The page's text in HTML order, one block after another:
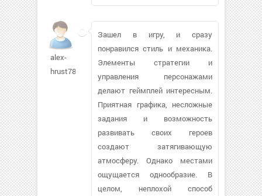
alex-
hrust786
Зашел в игру, и сразу
понравился стиль и механика.
Элементы стратегии и
управления персонажами
делают геймплей интересным.
Приятная графика, несложные
задания и возможность
развивать своих героев
создают затягивающую
атмосферу. Однако местами
ощущается однообразие. В
целом, неплохой способ